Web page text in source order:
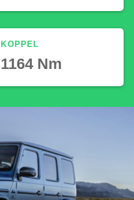
KOPPEL
1164 Nm